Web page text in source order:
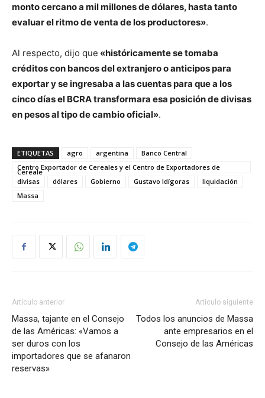
monto cercano a mil millones de dólares, hasta tanto
evaluar el ritmo de venta de los productores».
Al respecto, dijo que «históricamente se tomaba
créditos con bancos del extranjero o anticipos para
exportar y se ingresaba a las cuentas para que a los
cinco días el BCRA transformara esa posición de divisas
en pesos al tipo de cambio oficial».
ETIQUETAS agro argentina
Banco Central
Centro Exportador de Cereales y el Centro de Exportadores de
Cereale
divisas
dólares Gobierno Gustavo Idígoras
liquidación
Massa
Artículo anterior
Massa, tajante en el Consejo
de las Américas: «Vamos a
ser duros con los
importadores que se afanaron
reservas»
Artículo siguiente
Todos los anuncios de Massa
ante empresarios en el
Consejo de las Américas